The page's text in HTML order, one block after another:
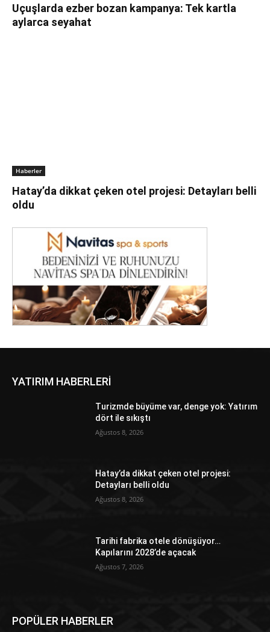
Uçuşlarda ezber bozan kampanya: Tek kartla
aylarca seyahat
Haberler
Hatay’da dikkat çeken otel projesi: Detayları belli
oldu
YATIRIM HABERLERİ
Turizmde büyüme var, denge yok: Yatırım
dört ile sıkıştı
Ağustos 8, 2026
Hatay’da dikkat çeken otel projesi:
Detayları belli oldu
Ağustos 8, 2026
Tarihi fabrika otele dönüşüyor…
Kapılarını 2028’de açacak
Ağustos 7, 2026
POPÜLER HABERLER